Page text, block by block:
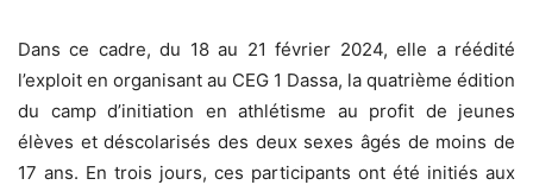
Dans ce cadre, du 18 au 21 février 2024, elle a réédité
l’exploit en organisant au CEG 1 Dassa, la quatrième édition
du camp d’initiation en athlétisme au profit de jeunes
élèves et déscolarisés des deux sexes âgés de moins de
17 ans. En trois jours, ces participants ont été initiés aux